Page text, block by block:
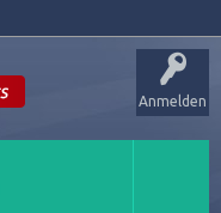
Anmelden